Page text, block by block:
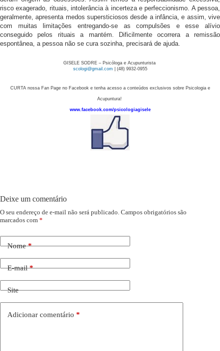
risco exagerado, rituais, intolerância à incerteza e perfeccionismo. A pessoa,
geralmente, apresenta medos supersticiosos desde a infância, e assim, vive
com muitas limitações entregando-se as compulsões e esse alívio
conseguido pelos rituais a mantém. Dificilmente ocorrera a remissão
espontânea, a pessoa não se cura sozinha, precisará de ajuda.
GISELE SODRE – Psicóloga e Acupunturista
scologi@gmail.com | (48) 9932-0955
CURTA nossa Fan Page no Facebook e tenha acesso a conteúdos exclusivos sobre Psicologia e
Acupuntura!
www.facebook.com/psicologiagisele
Deixe um comentário
O seu endereço de e-mail não será publicado. Campos obrigatórios são
marcados com *
Nome*
E-mail*
Site
Adicionar comentário *